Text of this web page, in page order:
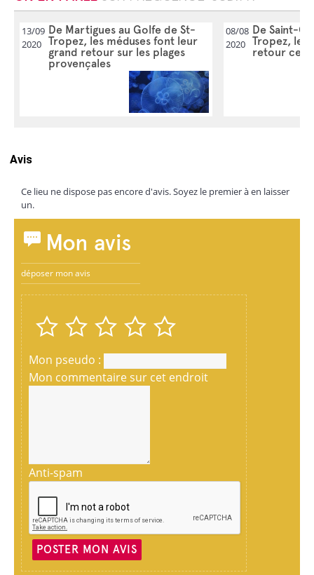
13/09
2020
De Martigues au Golfe de St-
Tropez, les méduses font leur
grand retour sur les plages
provençales
08/08
2020
De Saint-
Tropez, les
retour ce
Avis
Ce lieu ne dispose pas encore d'avis. Soyez le premier à en laisser
un.
Mon avis
déposer mon avis
Mon pseudo :
Mon commentaire sur cet endroit
Anti-spam
POSTER MON AVIS